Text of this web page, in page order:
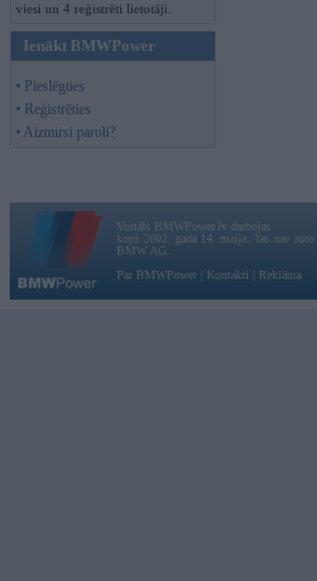
viesi un 4 reģistrēti lietotāji.
Ienākt BMWPower
• Pieslēgties
• Reģistrēties
• Aizmirsi paroli?
Vortāls BMWPower.lv darbojas
kopš 2002. gada 14. maija. Tas nav
BMW AG.
Par BMWPower
Kontakti Reklāma